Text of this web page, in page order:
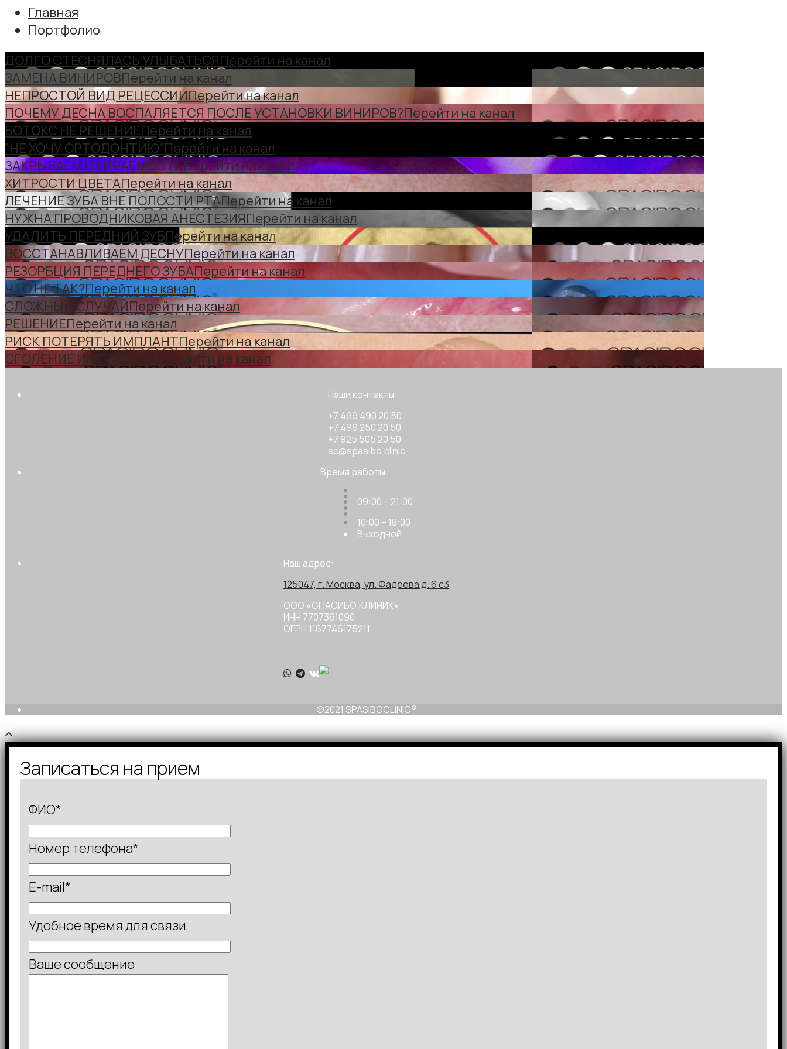
Главная
Портфолио
ДОЛГО СТЕСНЯЛАСЬ УЛЫБАТЬСЯПерейти на канал
ЗАМЕНА ВИНИРОВПерейти на канал
НЕПРОСТОЙ ВИД РЕЦЕССИИПерейти на канал
ПОЧЕМУ ДЕСНА ВОСПАЛЯЕТСЯ ПОСЛЕ УСТАНОВКИ ВИНИРОВ?Перейти на канал
БОТОКС НЕ РЕШЕНИЕПерейти на канал
"НЕ ХОЧУ ОРТОДОНТИЮ"Перейти на канал
ЗАКРЫВАЕМ СТИРАЕМОСТЬПерейти на канал
ХИТРОСТИ ЦВЕТАПерейти на канал
ЛЕЧЕНИЕ ЗУБА ВНЕ ПОЛОСТИ РТАПерейти на канал
НУЖНА ПРОВОДНИКОВАЯ АНЕСТЕЗИЯПерейти на канал
УДАЛИТЬ ПЕРЕДНИЙ ЗУБПерейти на канал
ВОССТАНАВЛИВАЕМ ДЕСНУПерейти на канал
РЕЗОРБЦИЯ ПЕРЕДНЕГО ЗУБАПерейти на канал
ЧТО НЕ ТАК?Перейти на канал
СЛОЖНЫЙ СЛУЧАЙПерейти на канал
РЕШЕНИЕПерейти на канал
РИСК ПОТЕРЯТЬ ИМПЛАНТПерейти на канал
ОГОЛЕНИЕ ИМПЛАНТОВПерейти на канал
Наши контакты:
+7 499 490 20 50
+7 499 250 20 50
+7 925 505 20 50
sc@spasibo.clinic
Время работы:
09:00 – 21:00
10:00 – 18:00
Выходной
Наш адрес:
125047, г. Москва, ул. Фадеева д. 6 с3
ООО «СПАСИБО.КЛИНИК»
ИНН 7707361090
ОГРН 1167746175211
©2021 SPASIBOCLINIC®
Записаться на прием
ФИО*
Номер телефона*
E-mail*
Удобное время для связи
Ваше сообщение